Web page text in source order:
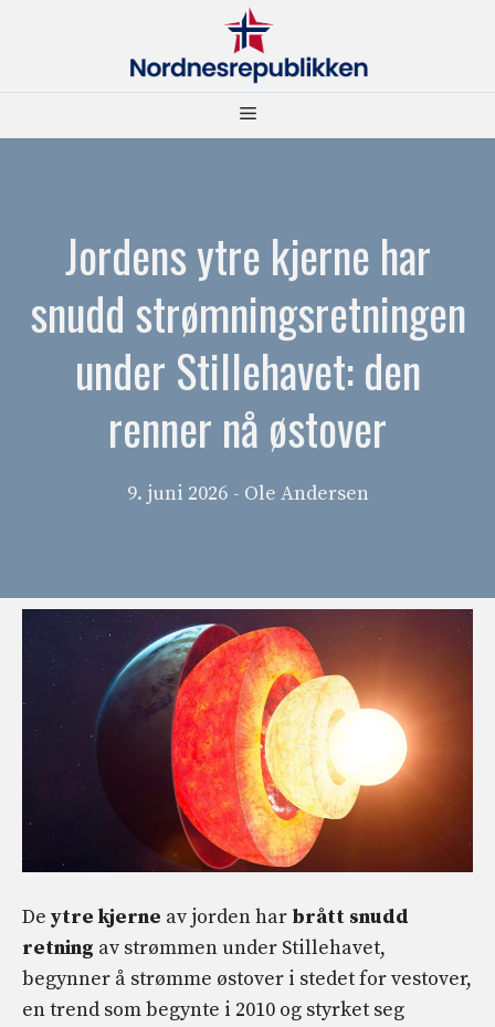
Meny
Jordens ytre kjerne har
snudd strømningsretningen
under Stillehavet: den
renner nå østover
9. juni 2026 - Ole Andersen
De ytre kjerne av jorden har brått snudd
retning av strømmen under Stillehavet,
begynner å strømme østover i stedet for vestover,
en trend som begynte i 2010 og styrket seg